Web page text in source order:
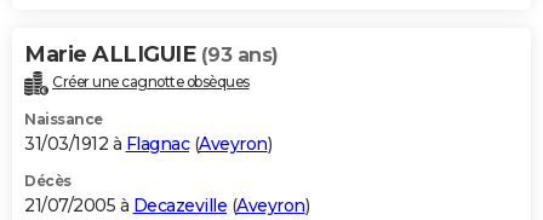
Marie ALLIGUIE (93 ans)
Créer une cagnotte obsèques
Naissance
31/03/1912 à Flagnac(Aveyron)
Décès
21/07/2005 à Decazeville (Aveyron)